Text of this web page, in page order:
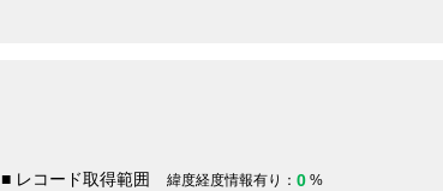
■ レコード取得範囲 緯度経度情報有り： 0 %